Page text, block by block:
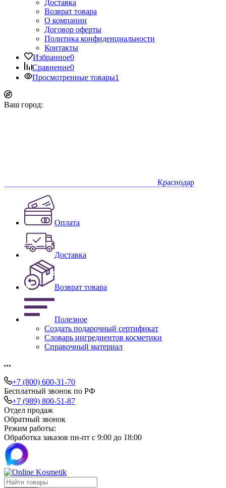
Доставка
Возврат товара
О компании
Договор оферты
Политика конфиденциальности
Контакты
Избранное0
Сравнение0
Просмотренные товары1
Ваш город:
Краснодар
Оплата
Доставка
Возврат товара
Полезное
Создать подарочный сертификат
Словарь ингредиентов косметики
Справочный материал
+7 (800) 600-31-70
Бесплатный звонок по РФ
+7 (989) 800-51-87
Отдел продаж
Обратный звонок
Режим работы:
Обработка заказов пн-пт с 9:00 до 18:00